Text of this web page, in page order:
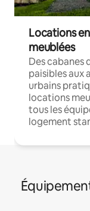
Locations
meublées
Des cabanes
paisibles aux
urbains
locations
tous les
logement